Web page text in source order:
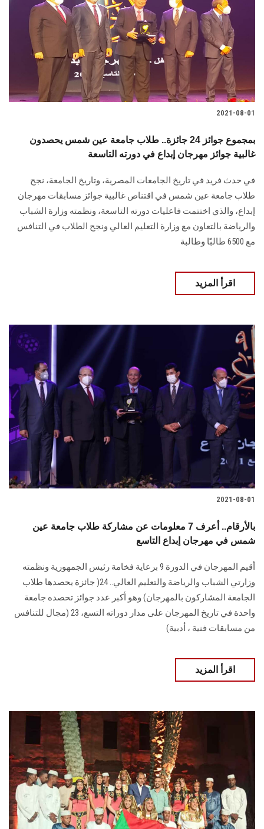
تواصل معنا
الطلاب
هيئة التدريس
الخريجين
الزائـرون
2021-08-01
بمجموع جوائز 24 جائزة.. طلاب جامعة عين شمس يحصدون
غالبية جوائز مهرجان إبداع في دورته التاسعة
في حدث فريد في تاريخ الجامعات المصرية، وتاريخ الجامعة، نجح
طلاب جامعة عين شمس في اقتناص غالبية جوائز مسابقات مهرجان
إبداع، والذي اختتمت فاعليات دورته التاسعة، ونظمته وزارة الشباب
والرياضة بالتعاون مع وزارة التعليم العالي ونجح الطلاب في التنافس
مع 6500 طالبًا وطالبة
اقرأ المزيد
2021-08-01
بالأرقام.. أعرف 7 معلومات عن مشاركة طلاب جامعة عين
شمس في مهرجان إبداع التاسع
أقيم المهرجان في الدورة 9 برعاية فخامة رئيس الجمهورية ونظمته
وزارتي الشباب والرياضة والتعليم العالي.. 24( جائزة يحصدها طلاب
الجامعة المشاركون بالمهرجان) وهو أكبر عدد جوائز تحصده جامعة
واحدة في تاريخ المهرجان على مدار دوراته التسع، 23 (مجال للتنافس
من مسابقات فنية ، أدبية)
اقرأ المزيد